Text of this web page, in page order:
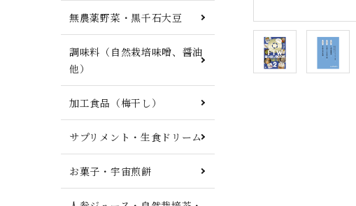
無農薬野菜・黒千石大豆
調味料（自然栽培味噌、醤油
他）
加工食品（梅干し）
サプリメント・生食ドリーム
お菓子・宇宙煎餅